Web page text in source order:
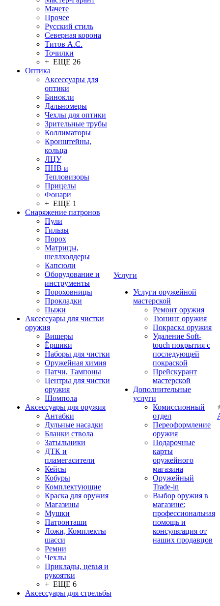
Мачете
Прочее
Русский стиль
Северная корона
Титов А.С.
Точилки
+ ЕЩЕ 26
Оптика
Аксессуары для
оптики
Бинокли
Дальномеры
Чехлы для оптики
Зрительные трубы
Коллиматоры
Кронштейны,
кольца
ЛЦУ
ПНВ и
Тепловизоры
Прицелы
Фонари
+ ЕЩЕ 1
Снаряжение патронов
Пули
Гильзы
Порох
Матрицы,
шеллхолдеры
Капсюли
Оборудование и
инструменты
Пороховницы
Прокладки
Пыжи
Аксессуары для чистки
оружия
Вишеры
Ёршики
Наборы для чистки
Оружейная химия
Патчи, Тампоны
Центры для чистки
оружия
Шомпола
Аксессуары для оружия
Антабки
Дульные насадки
Бланки ствола
Затыльники
ДТК и
пламегасители
Кейсы
Кобуры
Комплектующие
Краска для оружия
Магазины
Мушки
Патронташи
Ложи, Комплекты
шасси
Ремни
Чехлы
Приклады, цевья и
рукоятки
+ ЕЩЕ 6
Аксессуары для стрельбы
Услуги
Услуги оружейной
мастерской
Ремонт оружия
Тюнинг оружия
Покраска оружия
Удаление Soft-
touch покрытия с
последующей
покраской
Прейскурант
мастерской
Дополнительные
услуги
Комиссионный
отдел
Переоформление
оружия
Подарочные
карты
оружейного
магазина
Оружейный
Trade-in
Выбор оружия в
магазине:
профессиональная
помощь и
консультация от
наших продавцов